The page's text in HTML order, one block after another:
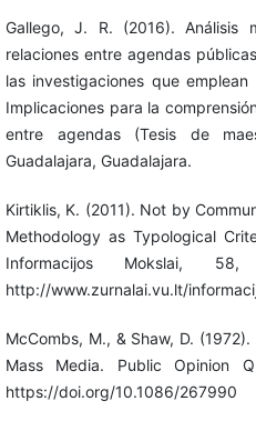
Gallego, J. R. (2016). Análisis
relaciones entre agendas
las investigaciones que
Implicaciones para la
entre agendas (Tesis de
Guadalajara, Guadalajara.
Kirtiklis, K. (2011). Not by
Methodology as Typological
Informacijos Mokslai,
http://www.zurnalai.vu.lt/
McCombs, M., & Shaw, D.
Mass Media. Public Opinion
https://doi.org/10.1086/267990